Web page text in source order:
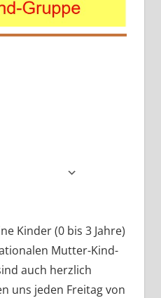
Kinder (0 bis 3 Jahre)
Mutter-Kind-
auch herzlich
uns jeden Freitag von